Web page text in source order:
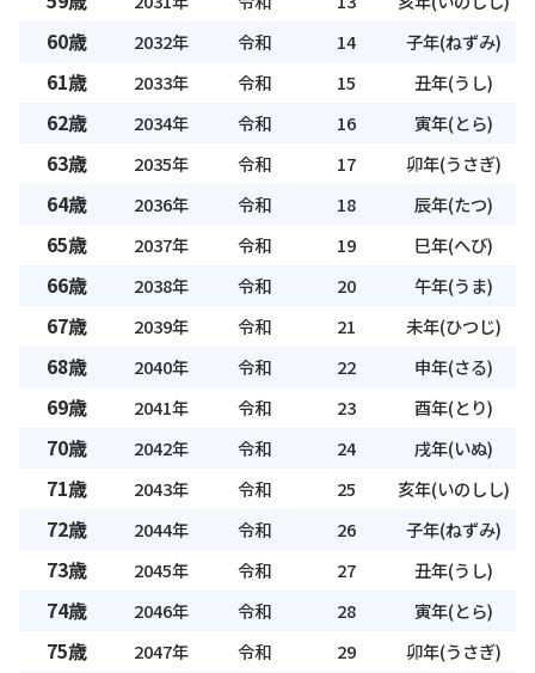
60歳 2032年 令和 14 子年(ねずみ)
61歳 2033年 令和 15 丑年(うし)
62歳 2034年 令和 16 寅年(とら)
63歳 2035年 令和 17 卯年(うさぎ)
64歳 2036年 令和 18 辰年(たつ)
65歳 2037年 令和 19 巳年(へび)
66歳 2038年 令和 20 午年(うま)
67歳 2039年 令和 21 未年(ひつじ)
68歳 2040年 令和 22 申年(さる)
69歳 2041年 令和 23 酉年(とり)
70歳 2042年 令和 24 戌年(いぬ)
71歳 2043年 令和 25 亥年(いのしし)
72歳 2044年 令和 26 子年(ねずみ)
73歳 2045年 令和 27 丑年(うし)
74歳 2046年 令和 28 寅年(とら)
75歳 2047年 令和 29 卯年(うさぎ)